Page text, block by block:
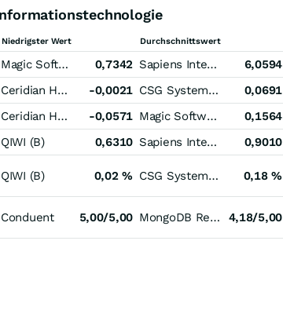
Niedrigster Wert Durchschnittswert
Magic Software Enterprises 0,7342 Sapiens International 6,0594
Ceridian HCM Holding -0,0021 CSG Systems International 0,0691
Ceridian HCM Holding -0,0571 Magic Software Enterprises 0,1564
QIWI (B) 0,6310 Sapiens International 0,9010
QIWI (B) 0,02 % CSG Systems International 0,18 %
Conduent 5,00/5,00 MongoDB Registered (A) 4,18/5,00